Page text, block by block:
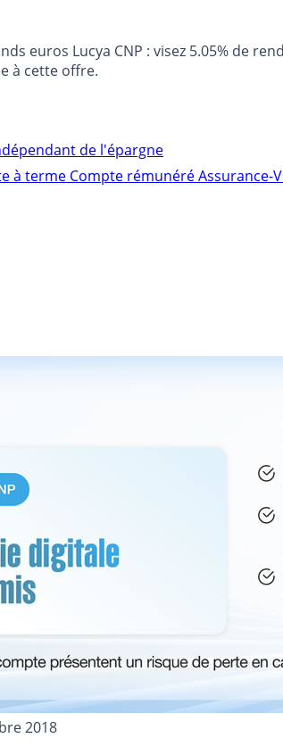
euros Lucya CNP : visez 5.05% de
à cette offre.
de l'épargne
à terme Compte rémunéréAssurance-
2018